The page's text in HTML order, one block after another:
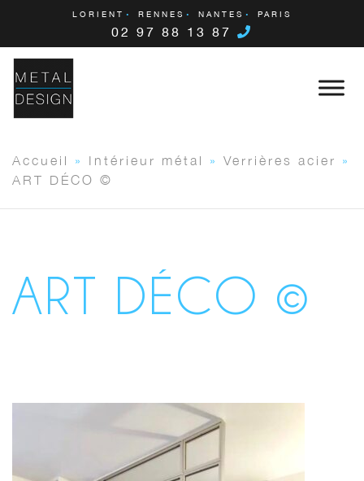
LORIENT RENNES NANTES PARIS
02 97 88 13 87
Accueil » Intérieur métal » Verrières acier »
ART DÉCO ©
ART DÉCO ©